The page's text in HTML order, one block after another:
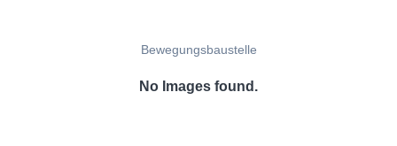
Bewegungsbaustelle
No Images found.